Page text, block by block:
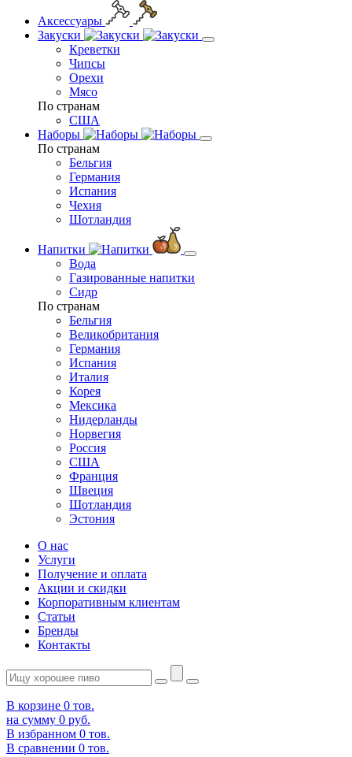
Аксессуары
Закуски
Креветки
Чипсы
Орехи
Мясо
По странам
США
Наборы
По странам
Бельгия
Германия
Испания
Чехия
Шотландия
Напитки
Вода
Газированные напитки
Сидр
По странам
Бельгия
Великобритания
Германия
Испания
Италия
Корея
Мексика
Нидерланды
Норвегия
Россия
США
Франция
Швеция
Шотландия
Эстония
О нас
Услуги
Получение и оплата
Акции и скидки
Корпоративным клиентам
Статьи
Бренды
Контакты
В корзине 0 тов.
на сумму 0 руб.
В избранном 0 тов.
В сравнении 0 тов.